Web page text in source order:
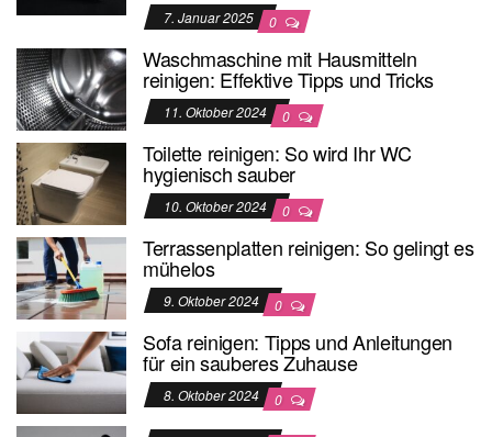
7. Januar 2025 0
Waschmaschine mit Hausmitteln
reinigen: Effektive Tipps und Tricks
11. Oktober 2024 0
Toilette reinigen: So wird Ihr WC
hygienisch sauber
10. Oktober 2024 0
Terrassenplatten reinigen: So gelingt es
mühelos
9. Oktober 2024 0
Sofa reinigen: Tipps und Anleitungen
für ein sauberes Zuhause
8. Oktober 2024 0